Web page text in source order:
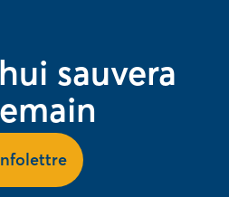
sauvera